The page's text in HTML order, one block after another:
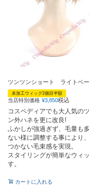
ツンツンショート ライトベー
未加工ウィッグ2個目半額
当店特別価格 ¥3,850税込
コスペディアでも大人気の
ン外ハネを更に改良!
ふかしが強過ぎず、毛量も
ない様に調整する事により
つかない毛束感を実現。
スタイリングが簡単なウィ
す。
カートに入れる